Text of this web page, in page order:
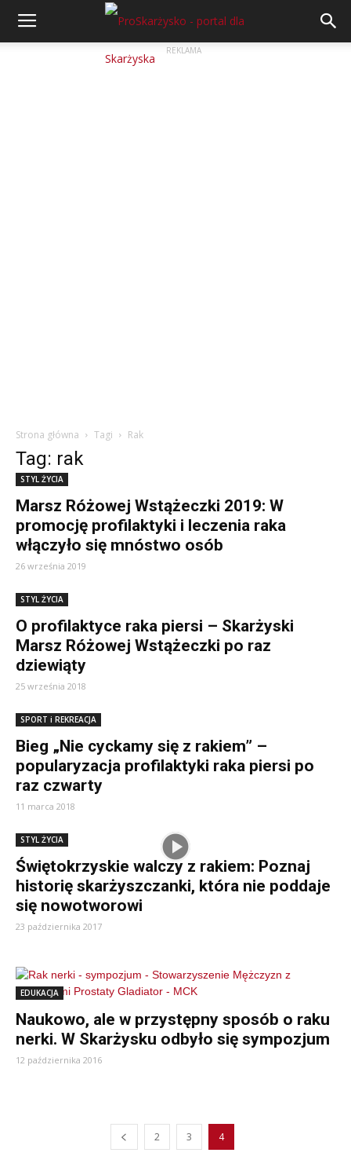
REKLAMA
Strona główna Tagi Rak
Tag: rak
STYL ŻYCIA
Marsz Różowej Wstążeczki 2019: W
promocję profilaktyki i leczenia raka
włączyło się mnóstwo osób
26 września 2019
STYL ŻYCIA
O profilaktyce raka piersi – Skarżyski
Marsz Różowej Wstążeczki po raz
dziewiąty
25 września 2018
SPORT i REKREACJA
Bieg „Nie cyckamy się z rakiem” –
popularyzacja profilaktyki raka piersi po
raz czwarty
11 marca 2018
STYL ŻYCIA
Świętokrzyskie walczy z rakiem: Poznaj
historię skarżyszczanki, która nie poddaje
się nowotworowi
23 października 2017
EDUKACJA
Naukowo, ale w przystępny sposób o raku
nerki. W Skarżysku odbyło się sympozjum
12 października 2016
2 3 4